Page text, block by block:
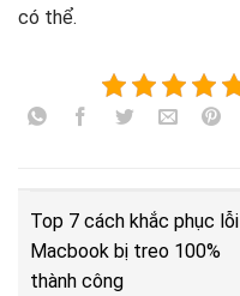
có thể.
Top 7 cách khắc phục lỗi
Macbook bị treo 100%
thành công